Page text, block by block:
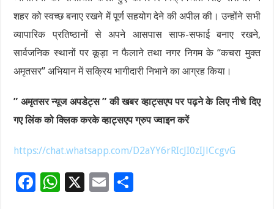
शहर को स्वच्छ बनाए रखने में पूर्ण सहयोग देने की अपील की। उन्होंने सभी
व्यापारिक प्रतिष्ठानों से अपने आसपास साफ-सफाई बनाए रखने,
सार्वजनिक स्थानों पर कूड़ा न फैलाने तथा नगर निगम के “कचरा मुक्त
अमृतसर” अभियान में सक्रिय भागीदारी निभाने का आग्रह किया।
” अमृतसर न्यूज अपडेट्स ” की खबर व्हाट्सएप पर पढ़ने के लिए नीचे दिए
गए लिंक को क्लिक करके व्हाट्सएप ग्रुप ज्वाइन करें
https://chat.whatsapp.com/D2aYY6rRIcJI0zIJlCcgvG
F
W X
E